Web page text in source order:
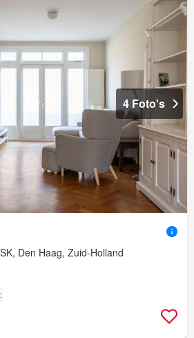
4 Foto's
Den Haag, Zuid-Holland